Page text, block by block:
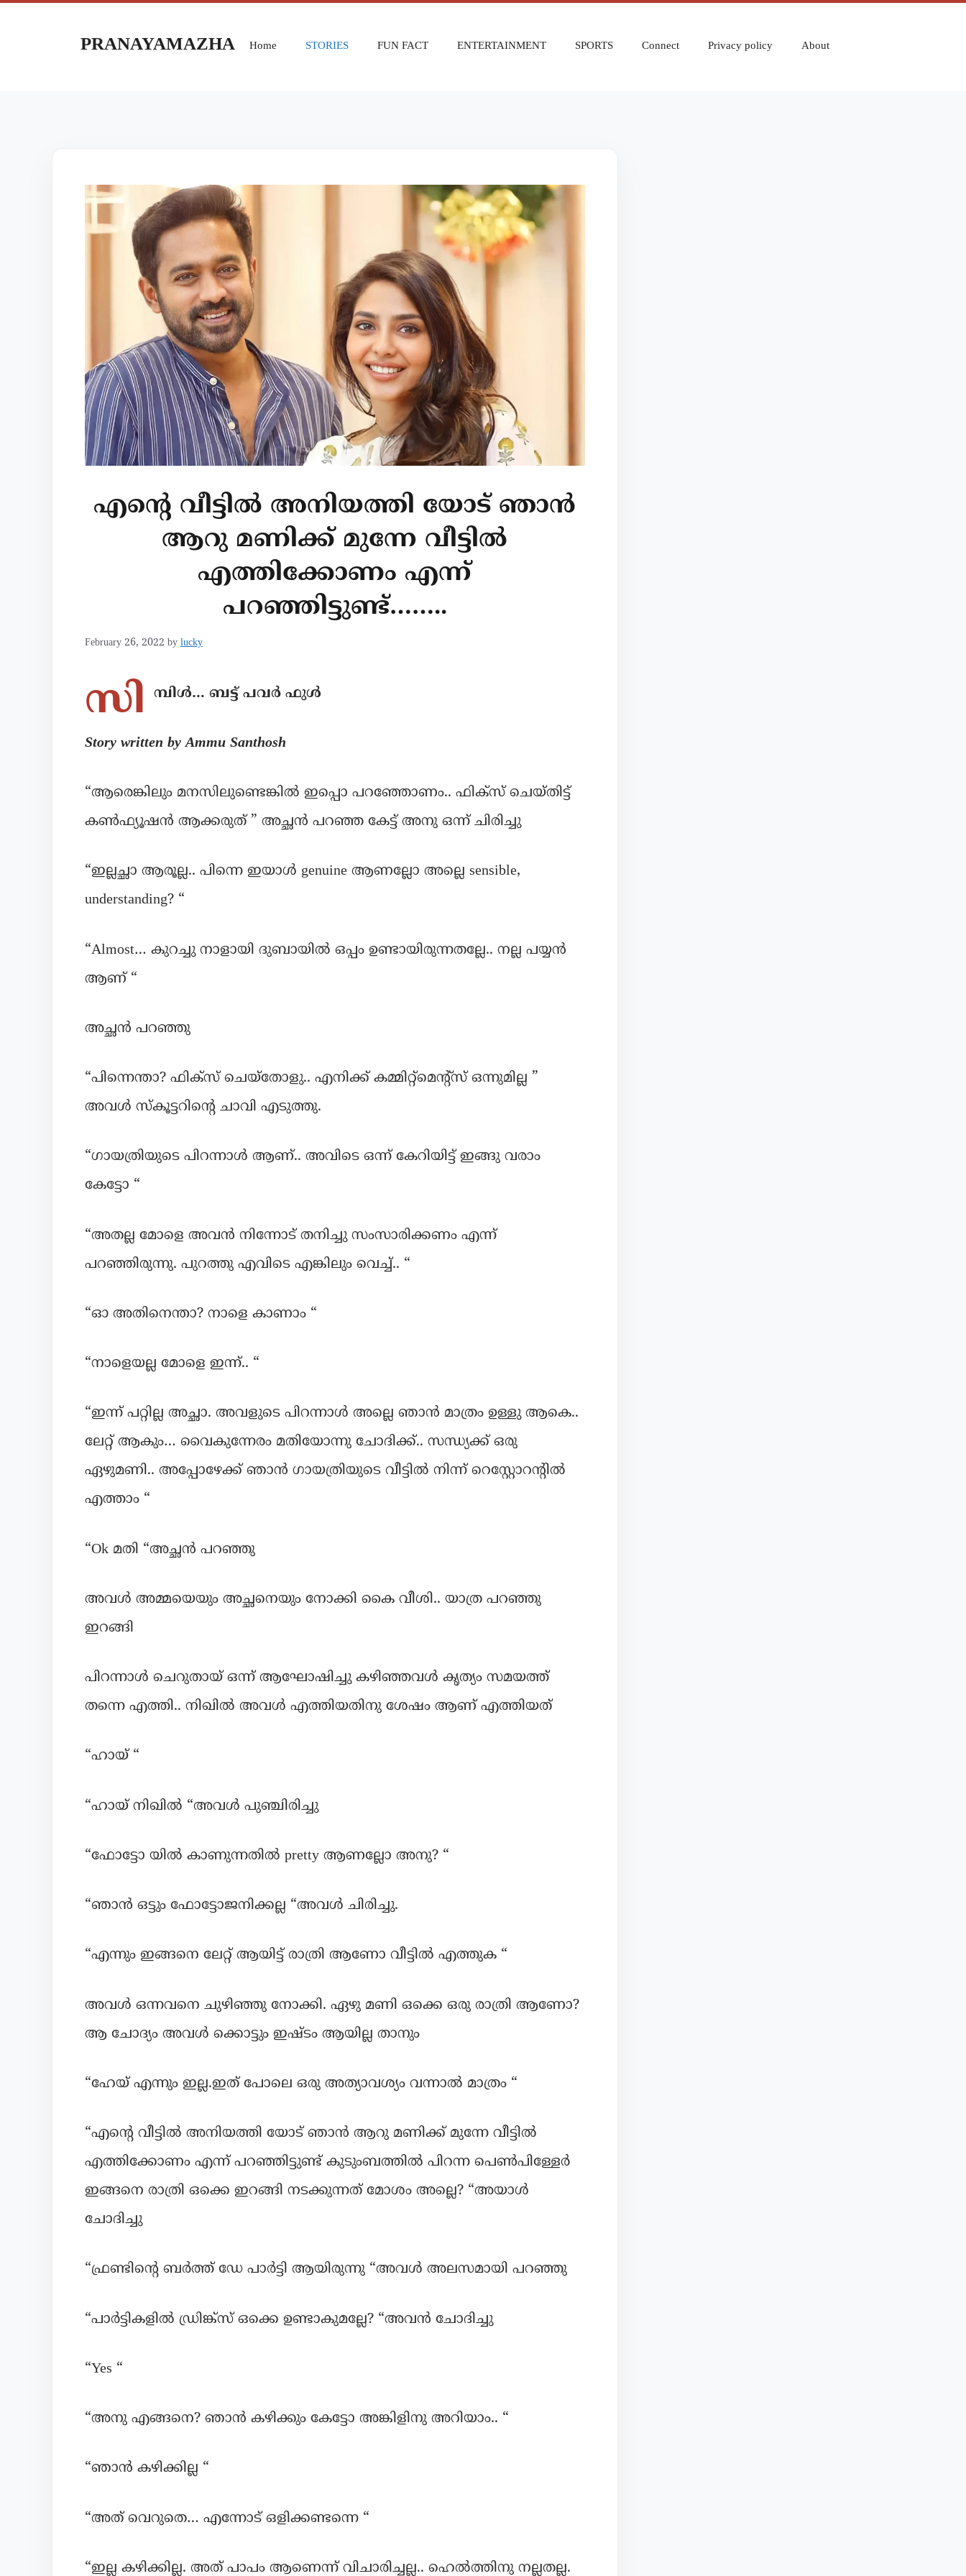
PRANAYAMAZHA Home STORIES FUN FACT ENTERTAINMENT SPORTS Connect Privacy policy About
എന്റെ വീട്ടിൽ അനിയത്തി യോട് ഞാൻ
ആറു മണിക്ക് മുന്നേ വീട്ടിൽ
എത്തിക്കോണം എന്ന്
പറഞ്ഞിട്ടുണ്ട്……..
February 26, 2022 by lucky
സി മ്പിൾ… ബട്ട്‌ പവർ ഫുൾ
Story written by Ammu Santhosh
“ആരെങ്കിലും മനസിലുണ്ടെങ്കിൽ ഇപ്പൊ പറഞ്ഞോണം.. ഫിക്സ് ചെയ്തിട്ട്
കൺഫ്യൂഷൻ ആക്കരുത് ” അച്ഛൻ പറഞ്ഞ കേട്ട് അനു ഒന്ന് ചിരിച്ചു
“ഇല്ലച്ഛാ ആരൂല്ല.. പിന്നെ ഇയാൾ genuine ആണല്ലോ അല്ലെ sensible,
understanding? “
“Almost… കുറച്ചു നാളായി ദുബായിൽ ഒപ്പം ഉണ്ടായിരുന്നതല്ലേ.. നല്ല പയ്യൻ
ആണ് “
അച്ഛൻ പറഞ്ഞു
“പിന്നെന്താ? ഫിക്സ് ചെയ്തോളു.. എനിക്ക് കമ്മിറ്റ്മെന്റ്സ് ഒന്നുമില്ല ”
അവൾ സ്കൂട്ടറിന്റെ ചാവി എടുത്തു.
“ഗായത്രിയുടെ പിറന്നാൾ ആണ്.. അവിടെ ഒന്ന് കേറിയിട്ട് ഇങ്ങു വരാം
കേട്ടോ “
“അതല്ല മോളെ അവൻ നിന്നോട് തനിച്ചു സംസാരിക്കണം എന്ന്
പറഞ്ഞിരുന്നു. പുറത്തു എവിടെ എങ്കിലും വെച്ച്.. “
“ഓ അതിനെന്താ? നാളെ കാണാം “
“നാളെയല്ല മോളെ ഇന്ന്.. “
“ഇന്ന് പറ്റില്ല അച്ഛാ. അവളുടെ പിറന്നാൾ അല്ലെ ഞാൻ മാത്രം ഉള്ളു ആകെ..
ലേറ്റ് ആകും… വൈകുന്നേരം മതിയോന്നു ചോദിക്ക്.. സന്ധ്യക്ക് ഒരു
ഏഴുമണി.. അപ്പോഴേക്ക് ഞാൻ ഗായത്രിയുടെ വീട്ടിൽ നിന്ന് റെസ്റ്റോറന്റിൽ
എത്താം “
“Ok മതി “അച്ഛൻ പറഞ്ഞു
അവൾ അമ്മയെയും അച്ഛനെയും നോക്കി കൈ വീശി.. യാത്ര പറഞ്ഞു
ഇറങ്ങി
പിറന്നാൾ ചെറുതായ് ഒന്ന് ആഘോഷിച്ചു കഴിഞ്ഞവൾ കൃത്യം സമയത്ത്
തന്നെ എത്തി.. നിഖിൽ അവൾ എത്തിയതിനു ശേഷം ആണ് എത്തിയത്
“ഹായ് “
“ഹായ് നിഖിൽ “അവൾ പുഞ്ചിരിച്ചു
“ഫോട്ടോ യിൽ കാണുന്നതിൽ pretty ആണല്ലോ അനു? “
“ഞാൻ ഒട്ടും ഫോട്ടോജനിക്കല്ല “അവൾ ചിരിച്ചു.
“എന്നും ഇങ്ങനെ ലേറ്റ് ആയിട്ട് രാത്രി ആണോ വീട്ടിൽ എത്തുക “
അവൾ ഒന്നവനെ ചുഴിഞ്ഞു നോക്കി. ഏഴു മണി ഒക്കെ ഒരു രാത്രി ആണോ?
ആ ചോദ്യം അവൾ ക്കൊട്ടും ഇഷ്ടം ആയില്ല താനും
“ഹേയ് എന്നും ഇല്ല.ഇത് പോലെ ഒരു അത്യാവശ്യം വന്നാൽ മാത്രം “
“എന്റെ വീട്ടിൽ അനിയത്തി യോട് ഞാൻ ആറു മണിക്ക് മുന്നേ വീട്ടിൽ
എത്തിക്കോണം എന്ന് പറഞ്ഞിട്ടുണ്ട് കുടുംബത്തിൽ പിറന്ന പെൺപിള്ളേർ
ഇങ്ങനെ രാത്രി ഒക്കെ ഇറങ്ങി നടക്കുന്നത് മോശം അല്ലെ? “അയാൾ
ചോദിച്ചു
“ഫ്രണ്ടിന്റെ ബർത്ത് ഡേ പാർട്ടി ആയിരുന്നു “അവൾ അലസമായി പറഞ്ഞു
“പാർട്ടികളിൽ ഡ്രിങ്ക്സ് ഒക്കെ ഉണ്ടാകുമല്ലേ? “അവൻ ചോദിച്ചു
“Yes “
“അനു എങ്ങനെ? ഞാൻ കഴിക്കും കേട്ടോ അങ്കിളിനു അറിയാം.. “
“ഞാൻ കഴിക്കില്ല “
“അത് വെറുതെ… എന്നോട് ഒളിക്കണ്ടന്നെ “
“ഇല്ല കഴിക്കില്ല. അത് പാപം ആണെന്ന് വിചാരിച്ചല്ല.. ഹെൽത്തിനു നല്ലതല്ല.